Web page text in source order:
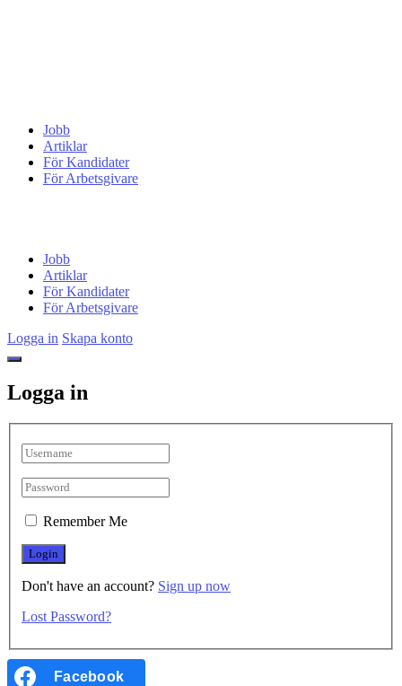
Jobb
Artiklar
För Kandidater
För Arbetsgivare
Jobb
Artiklar
För Kandidater
För Arbetsgivare
Logga in Skapa konto
Logga in
Remember Me
Don't have an account? Sign up now
Lost Password?
Facebook